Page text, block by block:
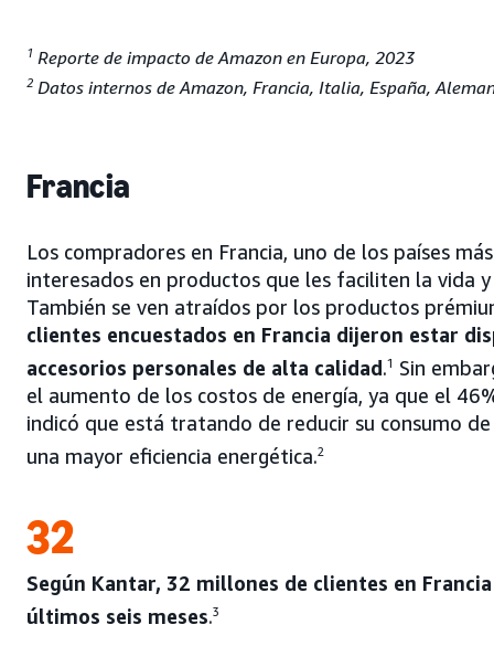
1 Reporte de impacto de Amazon en Europa, 2023
2 Datos internos de Amazon, Francia, Italia, España,
Francia
Los compradores en Francia, uno de los países
interesados en productos que les faciliten la vida
También se ven atraídos por los productos
clientes encuestados en Francia dijeron estar
accesorios personales de alta calidad.1
Sin
el aumento de los costos de energía, ya que el
indicó que está tratando de reducir su consumo
una mayor eficiencia energética.2
32
Según Kantar, 32 millones de clientes en
últimos seis meses.3